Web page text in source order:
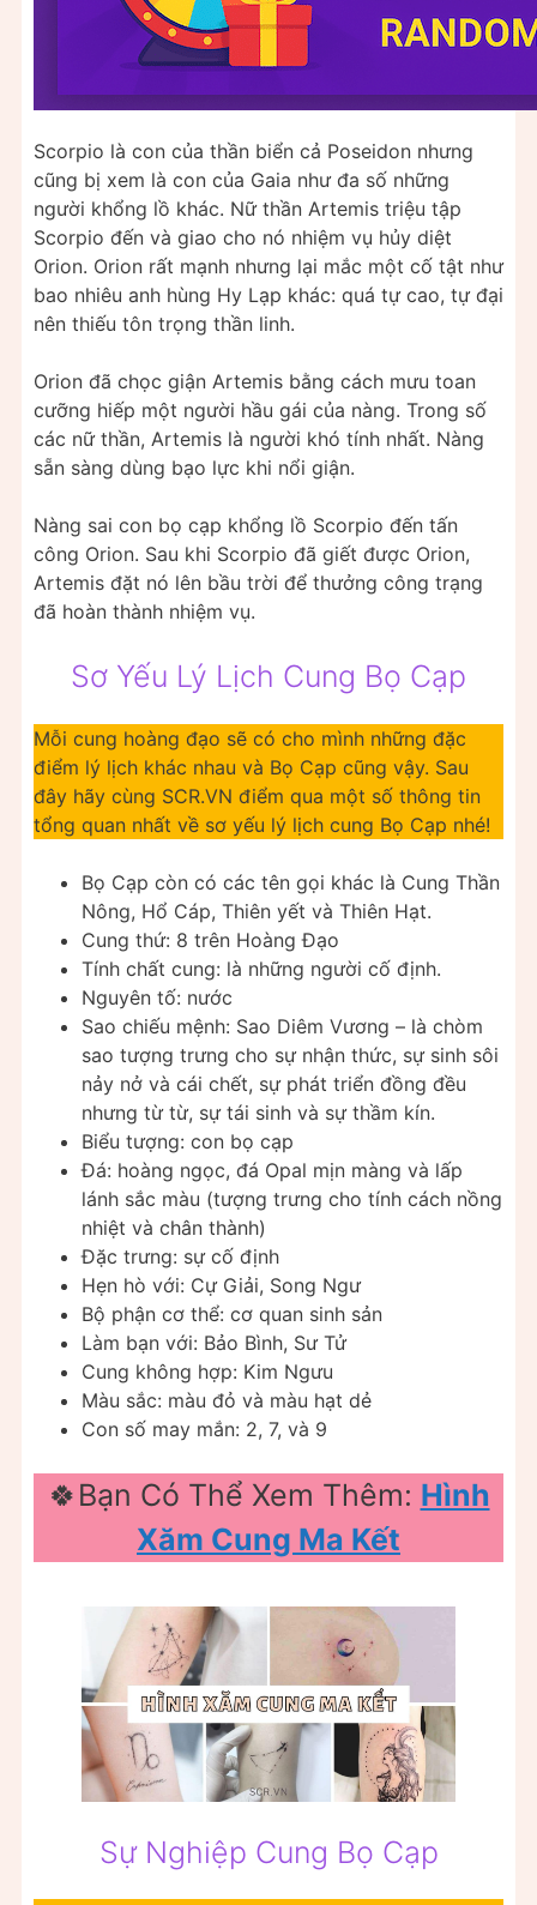
Scorpio là con của thần biển cả Poseidon nhưng
cũng bị xem là con của Gaia như đa số những
người khổng lồ khác. Nữ thần Artemis triệu tập
Scorpio đến và giao cho nó nhiệm vụ hủy diệt
Orion. Orion rất mạnh nhưng lại mắc một cố tật như
bao nhiêu anh hùng Hy Lạp khác: quá tự cao, tự đại
nên thiếu tôn trọng thần linh.
Orion đã chọc giận Artemis bằng cách mưu toan
cưỡng hiếp một người hầu gái của nàng. Trong số
các nữ thần, Artemis là người khó tính nhất. Nàng
sẵn sàng dùng bạo lực khi nổi giận.
Nàng sai con bọ cạp khổng lồ Scorpio đến tấn
công Orion. Sau khi Scorpio đã giết được Orion,
Artemis đặt nó lên bầu trời để thưởng công trạng
đã hoàn thành nhiệm vụ.
Sơ Yếu Lý Lịch Cung Bọ Cạp
Mỗi cung hoàng đạo sẽ có cho mình những đặc
điểm lý lịch khác nhau và Bọ Cạp cũng vậy. Sau
đây hãy cùng SCR.VN điểm qua một số thông tin
tổng quan nhất về sơ yếu lý lịch cung Bọ Cạp nhé!
Bọ Cạp còn có các tên gọi khác là Cung Thần
Nông, Hổ Cáp, Thiên yết và Thiên Hạt.
Cung thứ: 8 trên Hoàng Đạo
Tính chất cung: là những người cố định.
Nguyên tố: nước
Sao chiếu mệnh: Sao Diêm Vương – là chòm
sao tượng trưng cho sự nhận thức, sự sinh sôi
nảy nở và cái chết, sự phát triển đồng đều
nhưng từ từ, sự tái sinh và sự thầm kín.
Biểu tượng: con bọ cạp
Đá: hoàng ngọc, đá Opal mịn màng và lấp
lánh sắc màu (tượng trưng cho tính cách nồng
nhiệt và chân thành)
Đặc trưng: sự cố định
Hẹn hò với: Cự Giải, Song Ngư
Bộ phận cơ thể: cơ quan sinh sản
Làm bạn với: Bảo Bình, Sư Tử
Cung không hợp: Kim Ngưu
Màu sắc: màu đỏ và màu hạt dẻ
Con số may mắn: 2, 7, và 9
🍀Bạn Có Thể Xem Thêm: Hình
Xăm Cung Ma Kết
Sự Nghiệp Cung Bọ Cạp